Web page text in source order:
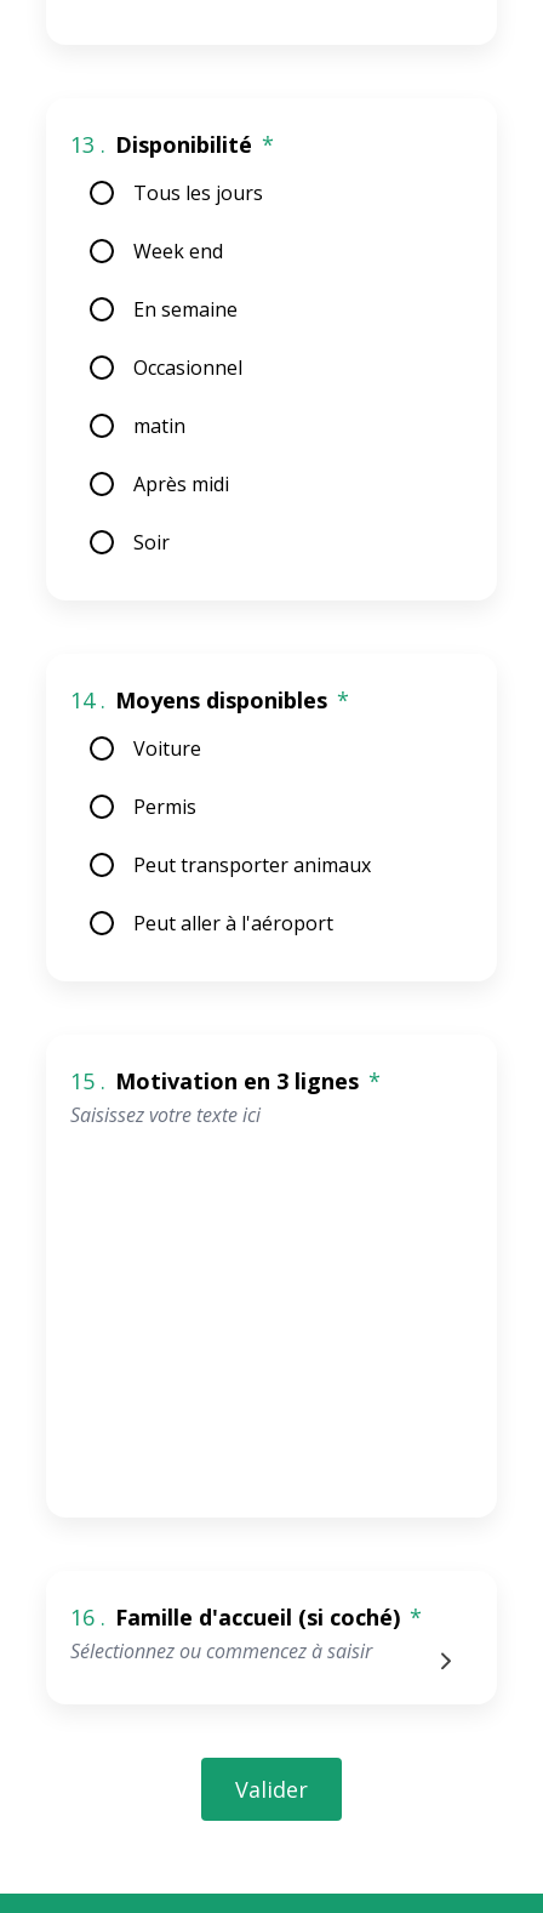
13 . Disponibilité *
Tous les jours
Week end
En semaine
Occasionnel
matin
Après midi
Soir
14 . Moyens disponibles *
Voiture
Permis
Peut transporter animaux
Peut aller à l'aéroport
15 . Motivation en 3 lignes *
16 . Famille d'accueil (si coché) *
Valider